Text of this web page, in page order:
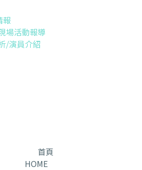
報
場活動報導
/演員介紹
首頁
HOME